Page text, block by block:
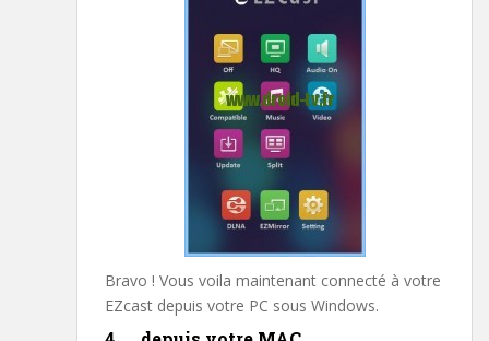
Bravo ! Vous voila maintenant connecté à votre
EZcast depuis votre PC sous Windows.